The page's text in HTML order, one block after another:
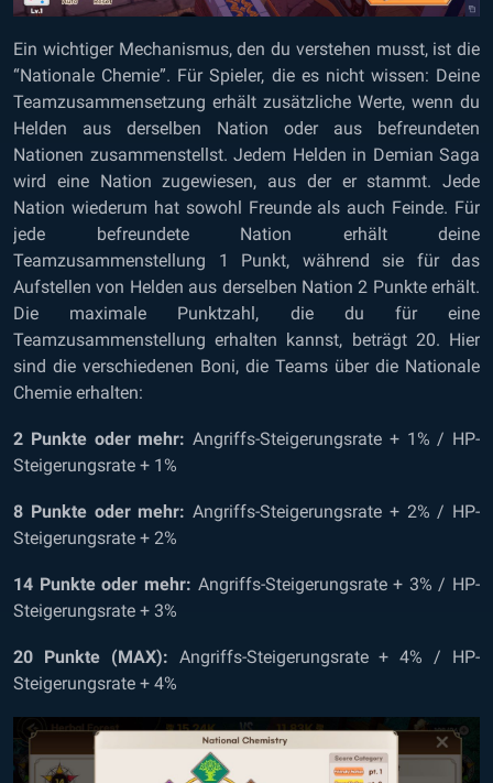
Ein wichtiger Mechanismus, den du verstehen musst, ist die
“Nationale Chemie”. Für Spieler, die es nicht wissen: Deine
Teamzusammensetzung erhält zusätzliche Werte, wenn du
Helden aus derselben Nation oder aus befreundeten
Nationen zusammenstellst. Jedem Helden in Demian Saga
wird eine Nation zugewiesen, aus der er stammt. Jede
Nation wiederum hat sowohl Freunde als auch Feinde. Für
jede befreundete Nation erhält deine
Teamzusammenstellung 1 Punkt, während sie für das
Aufstellen von Helden aus derselben Nation 2 Punkte erhält.
Die maximale Punktzahl, die du für eine
Teamzusammenstellung erhalten kannst, beträgt 20. Hier
sind die verschiedenen Boni, die Teams über die Nationale
Chemie erhalten:
2 Punkte oder mehr: Angriffs-Steigerungsrate + 1% / HP-
Steigerungsrate + 1%
8 Punkte oder mehr: Angriffs-Steigerungsrate + 2% / HP-
Steigerungsrate + 2%
14 Punkte oder mehr: Angriffs-Steigerungsrate + 3% / HP-
Steigerungsrate + 3%
20 Punkte (MAX): Angriffs-Steigerungsrate + 4% / HP-
Steigerungsrate + 4%